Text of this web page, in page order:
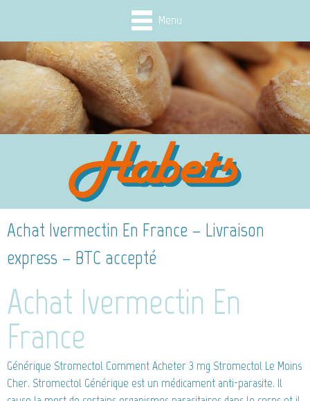
Menu
Achat Ivermectin En France – Livraison
express – BTC accepté
Achat Ivermectin En
France
Générique Stromectol Comment Acheter 3 mg Stromectol Le Moins
Cher. Stromectol Générique est un médicament anti-parasite. Il